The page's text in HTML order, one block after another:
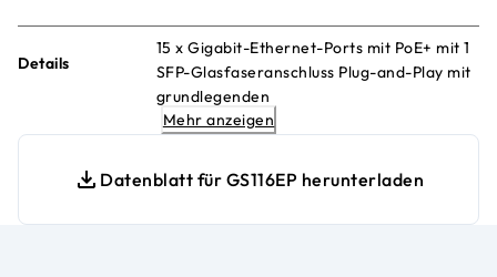
Details
15 x Gigabit-Ethernet-Ports mit PoE+ mit 1
SFP-Glasfaseranschluss Plug-and-Play mit
grundlegenden
Netzwerkverwaltungsfunktionen QoS- und
geräuschlos Desktop- oder Wandmontage
Mehr anzeigen
Datenblatt für GS116EP herunterladen